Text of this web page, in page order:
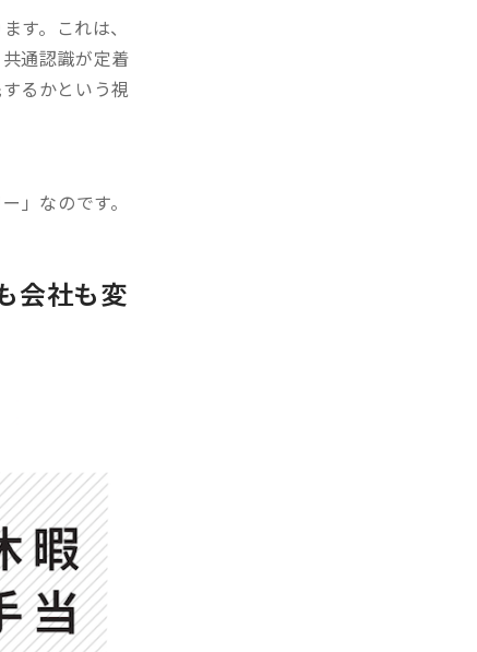
す。これは、
通認識が定着
るかという視
」なのです。
会社も変